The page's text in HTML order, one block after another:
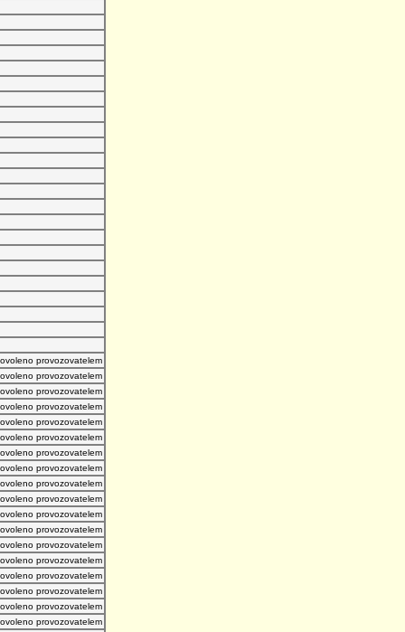
provozovatelem
provozovatelem
provozovatelem
provozovatelem
provozovatelem
provozovatelem
provozovatelem
provozovatelem
provozovatelem
provozovatelem
provozovatelem
provozovatelem
provozovatelem
provozovatelem
provozovatelem
provozovatelem
provozovatelem
provozovatelem